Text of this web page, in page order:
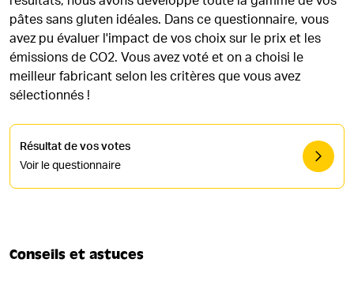
pâtes sans gluten idéales. Dans ce questionnaire, vous
avez pu évaluer l'impact de vos choix sur le prix et les
émissions de CO2. Vous avez voté et on a choisi le
meilleur fabricant selon les critères que vous avez
sélectionnés !
Résultat de vos votes
Voir le questionnaire
Conseils et astuces